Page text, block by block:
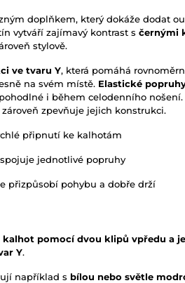
doplňkem, který dokáže dodat
vytváří zajímavý kontrast s černými
stylově.
ve tvaru Y, která pomáhá
na svém místě. Elastické
i během celodenního nošení.
zpevňuje jejich konstrukci.
připnutí ke kalhotám
jednotlivé popruhy
přizpůsobí pohybu a dobře drží
kalhot pomocí dvou klipů vpředu a
Y.
například s bílou nebo světle